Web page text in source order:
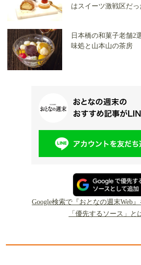
はスイーツ激戦区だっ
日本橋の和菓子老舗2
味処と山本山の茶房
Google検索で『おとなの週末Web
「優先するソース」と